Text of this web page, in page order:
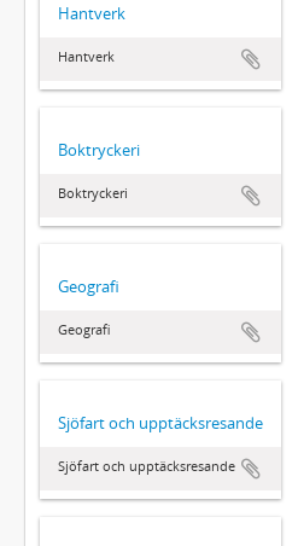
Hantverk
Hantverk
Boktryckeri
Boktryckeri
Geografi
Geografi
Sjöfart och upptäcksresande
Sjöfart och upptäcksresande